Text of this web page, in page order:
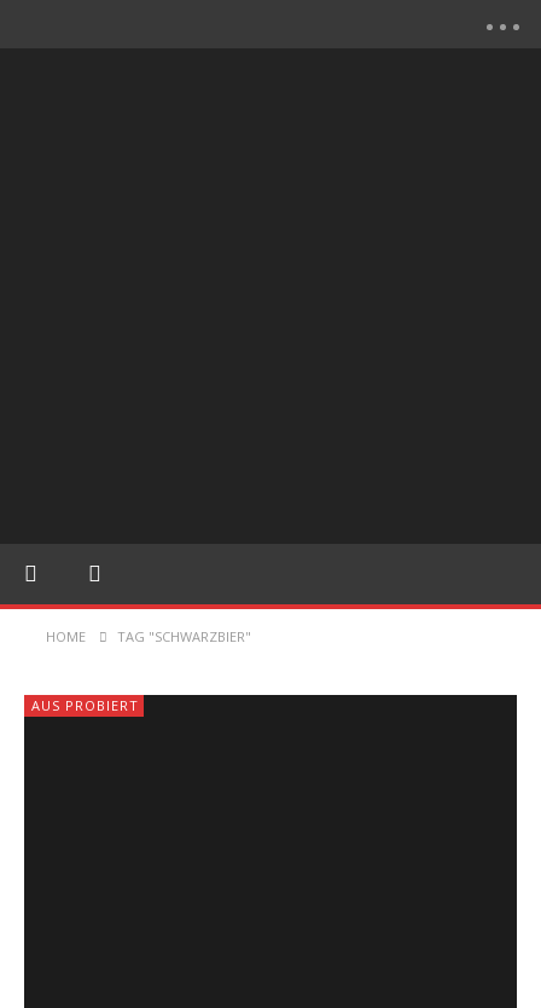
HOME TAG "SCHWARZBIER"
AUS PROBIERT